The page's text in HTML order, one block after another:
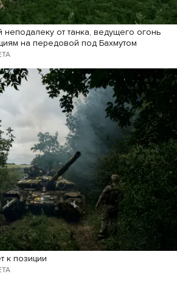
от танка, ведущего огонь
на передовой под Бахмутом
к позиции